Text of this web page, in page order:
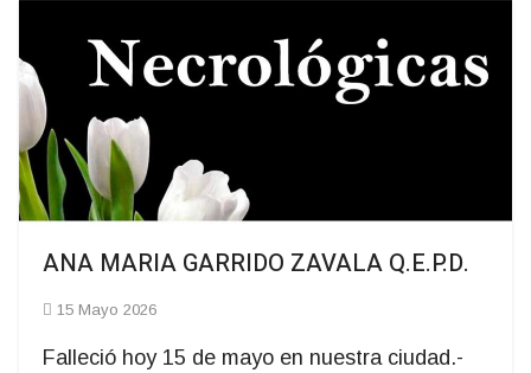
ANA MARIA GARRIDO ZAVALA Q.E.P.D.
15 Mayo 2026
Falleció hoy 15 de mayo en nuestra ciudad.-